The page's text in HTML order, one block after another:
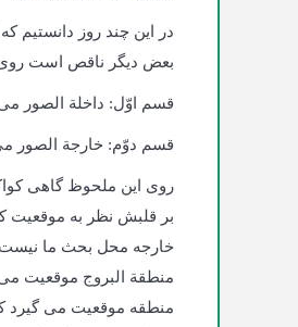
در این چند روز
بعض دیگر ناقص است
قسم اوّل: داخلة الصور
قسم دوّم: خارجة الصور
روی این ملحوظ گاهی
بر قلبش نظر به موقعیت